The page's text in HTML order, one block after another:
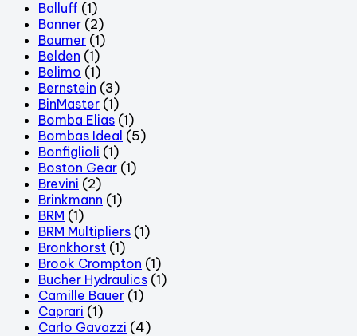
Balluff (1)
Banner (2)
Baumer (1)
Belden (1)
Belimo (1)
Bernstein (3)
BinMaster (1)
Bomba Elias (1)
Bombas Ideal (5)
Bonfiglioli (1)
Boston Gear (1)
Brevini (2)
Brinkmann (1)
BRM (1)
BRM Multipliers (1)
Bronkhorst (1)
Brook Crompton (1)
Bucher Hydraulics (1)
Camille Bauer (1)
Caprari (1)
Carlo Gavazzi (4)